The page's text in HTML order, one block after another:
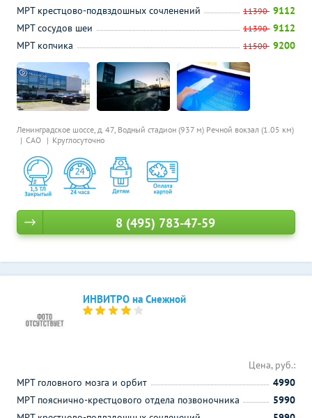
Ленинградское шоссе, д. 47, Водный стадион (937 м) Речной вокзал (1.05 км)
САО
Круглосуточно
МРТ крестцово-подвздошных сочленений
11390 9112
МРТ сосудов шеи
11390 9112
МРТ копчика
11500 9200
8 (495) 783-47-59
ИНВИТРО на Снежной
Цена, руб.:
МРТ головного мозга и орбит
4990
МРТ пояснично-крестцового отдела позвоночника
5990